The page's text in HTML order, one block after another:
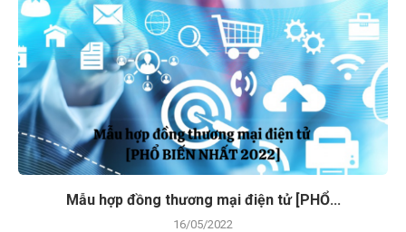
Mẫu hợp đồng thương mại điện tử [PHỔ...
16/05/2022